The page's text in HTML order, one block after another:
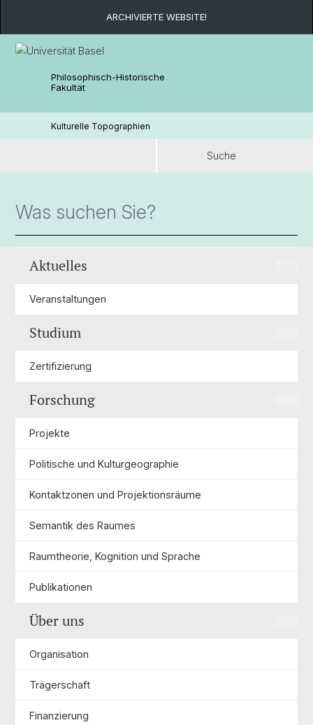
ARCHIVIERTE WEBSITE!
Philosophisch-Historische
Fakultät
Kulturelle Topographien
Suche
Aktuelles
Veranstaltungen
Studium
Zertifizierung
Forschung
Projekte
Politische und Kulturgeographie
Kontaktzonen und Projektionsräume
Semantik des Raumes
Raumtheorie, Kognition und Sprache
Publikationen
Über uns
Organisation
Trägerschaft
Finanzierung